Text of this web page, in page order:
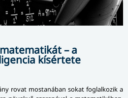
– a
kísértete
rovat mostanában sokat foglalkozik a